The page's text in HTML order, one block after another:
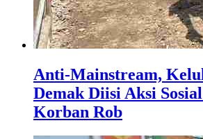
Anti-Mainstream,
Demak Diisi Aksi
Korban Rob